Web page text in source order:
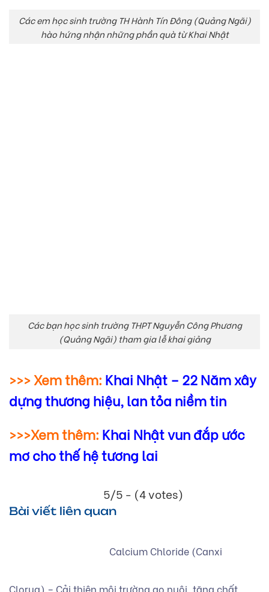
Các em học sinh trường TH Hành Tín Đông (Quảng Ngãi)
hào hứng nhận những phần quà từ Khai Nhật
Các bạn học sinh trường THPT Nguyễn Công Phương
(Quảng Ngãi) tham gia lễ khai giảng
>>> Xem thêm: Khai Nhật – 22 Năm xây
dựng thương hiệu, lan tỏa niềm tin
>>>Xem thêm: Khai Nhật vun đắp ước
mơ cho thế hệ tương lai
5/5 - (4 votes)
Bài viết liên quan
Calcium Chloride (Canxi
Clorua) – Cải thiện môi trường ao nuôi, tăng chất